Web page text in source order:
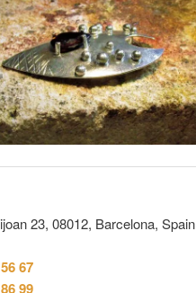
23, 08012, Barcelona, Spain
67
99